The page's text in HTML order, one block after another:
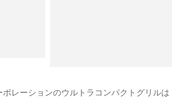
レーションのウルトラコンパクトグリルは